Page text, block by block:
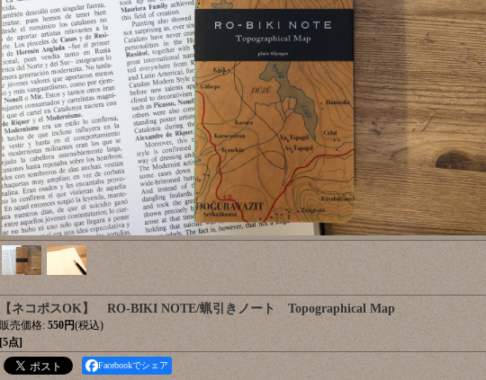
【ネコポスOK】 RO-BIKI NOTE/蝋引きノート Topographical Map
販売価格: 550円(税込)
[5点]
Facebookでシェア